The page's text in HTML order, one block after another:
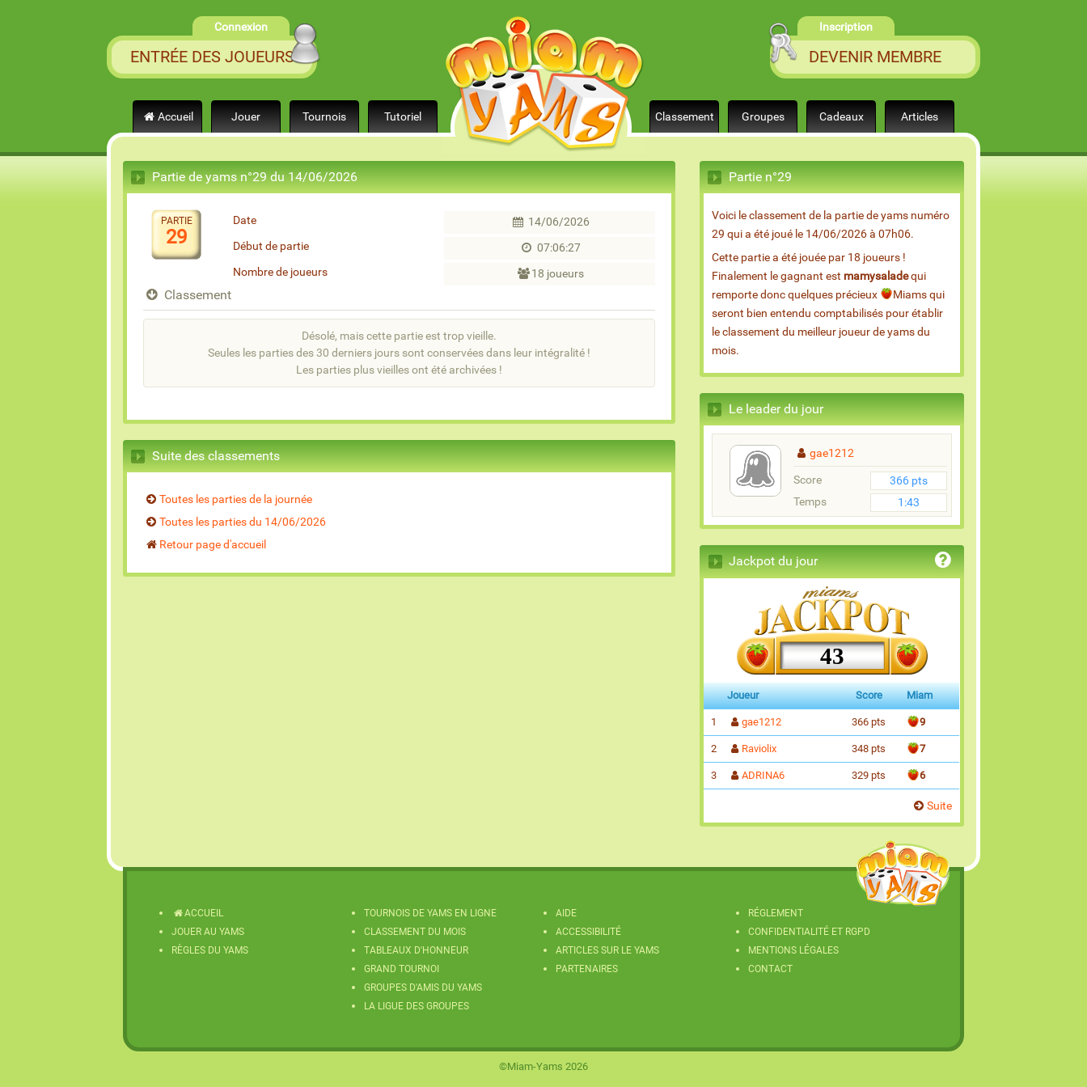
Connexion
ENTRÉE DES JOUEURS
Inscription
DEVENIR MEMBRE
Accueil Jouer Tournois Tutoriel Classement Groupes Cadeaux Articles
Partie de yams n°29 du 14/06/2026
PARTIE
29
Date
14/06/2026
Début de partie
07:06:27
Nombre de joueurs
18 joueurs
Classement
Désolé, mais cette partie est trop vieille.
Seules les parties des 30 derniers jours sont conservées dans leur intégralité !
Les parties plus vieilles ont été archivées !
Suite des classements
Toutes les parties de la journée
Toutes les parties du 14/06/2026
Retour page d'accueil
Partie n°29
Voici le classement de la partie de yams numéro
29 qui a été joué le 14/06/2026 à 07h06.
Cette partie a été jouée par 18 joueurs !
Finalement le gagnant est mamysaladequi
remporte donc quelques précieux
Miams qui
seront bien entendu comptabilisés pour établir
le classement du meilleur joueur de yams du
mois.
Le leader du jour
gae1212
Score
366 pts
Temps
1:43
Jackpot du jour
43
Joueur Score Miam
1 gae1212 366 pts 9
2 Raviolix 348 pts 7
3 ADRINA6 329 pts 6
Suite
ACCUEIL
JOUER AU YAMS
RÈGLES DU YAMS
TOURNOIS DE YAMS EN LIGNE
CLASSEMENT DU MOIS
TABLEAUX D'HONNEUR
GRAND TOURNOI
GROUPES D'AMIS DU YAMS
LA LIGUE DES GROUPES
AIDE
ACCESSIBILITÉ
ARTICLES SUR LE YAMS
PARTENAIRES
RÉGLEMENT
CONFIDENTIALITÉ ET RGPD
MENTIONS LÉGALES
CONTACT
©Miam-Yams 2026